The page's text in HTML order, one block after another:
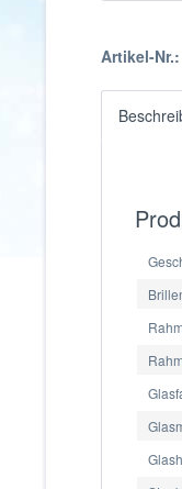
Artikel-Nr.: